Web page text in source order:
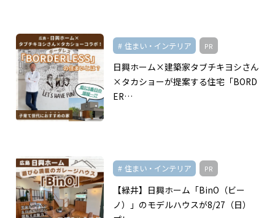
住まい・インテリア PR
日興ホーム×建築家タブチキヨシさん
×タカショーが提案する住宅「BORD
ER…
住まい・インテリア PR
【緑井】日興ホーム「BinO（ビー
ノ）」のモデルハウスが8/27（日）